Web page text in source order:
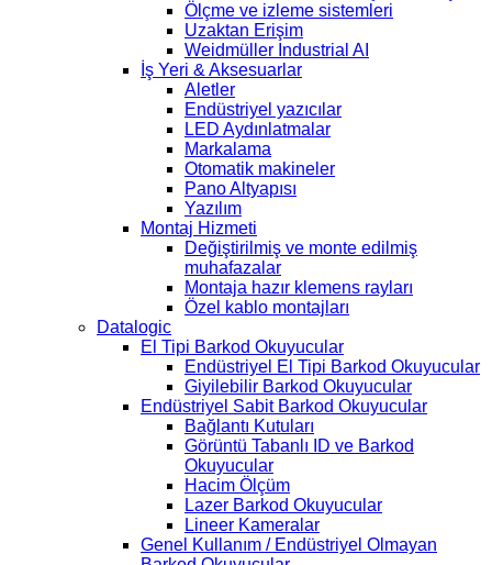
Ölçme ve izleme sistemleri
Uzaktan Erişim
Weidmüller Industrial AI
İş Yeri & Aksesuarlar
Aletler
Endüstriyel yazıcılar
LED Aydınlatmalar
Markalama
Otomatik makineler
Pano Altyapısı
Yazılım
Montaj Hizmeti
Değiştirilmiş ve monte edilmiş
muhafazalar
Montaja hazır klemens rayları
Özel kablo montajları
Datalogic
El Tipi Barkod Okuyucular
Endüstriyel El Tipi Barkod Okuyucular
Giyilebilir Barkod Okuyucular
Endüstriyel Sabit Barkod Okuyucular
Bağlantı Kutuları
Görüntü Tabanlı ID ve Barkod
Okuyucular
Hacim Ölçüm
Lazer Barkod Okuyucular
Lineer Kameralar
Genel Kullanım / Endüstriyel Olmayan